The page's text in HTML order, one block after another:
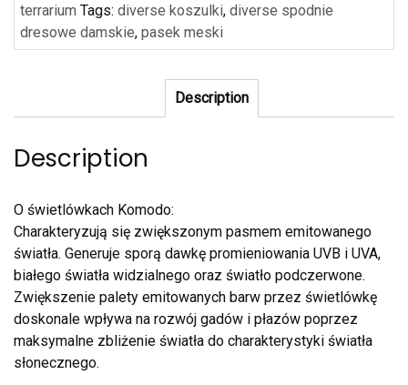
terrarium Tags: diverse koszulki, diverse spodnie
dresowe damskie, pasek meski
Description
Description
O świetlówkach Komodo:
Charakteryzują się zwiększonym pasmem emitowanego
światła. Generuje sporą dawkę promieniowania UVB i UVA,
białego światła widzialnego oraz światło podczerwone.
Zwiększenie palety emitowanych barw przez świetlówkę
doskonale wpływa na rozwój gadów i płazów poprzez
maksymalne zbliżenie światła do charakterystyki światła
słonecznego.